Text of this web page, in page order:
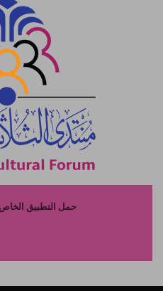
حمل التطبيق الخاص